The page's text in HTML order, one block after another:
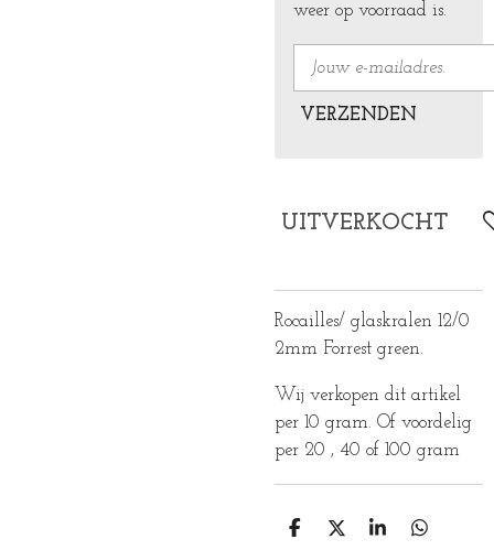
weer op voorraad is.
VERZENDEN
UITVERKOCHT
Rocailles/ glaskralen 12/0
2mm Forrest green.
Wij verkopen dit artikel
per 10 gram. Of voordelig
per 20 , 40 of 100 gram
D
D
S
D